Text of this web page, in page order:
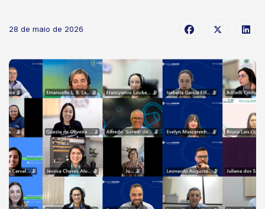
28 de maio de 2026